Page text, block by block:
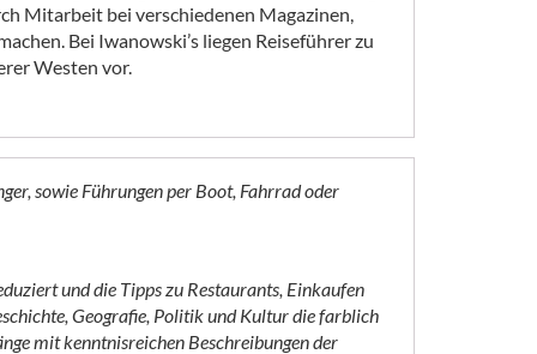
Mitarbeit bei verschiedenen Magazinen,
Bei Iwanowski’s liegen Reiseführer zu
Westen vor.
sowie Führungen per Boot, Fahrrad oder
und die Tipps zu Restaurants, Einkaufen
Geografie, Politik und Kultur die farblich
mit kenntnisreichen Beschreibungen der